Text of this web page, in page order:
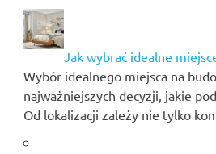
Jak wybrać idealne
Wybór idealnego miejsca na
najważniejszych decyzji, jakie
Od lokalizacji zależy nie tylko